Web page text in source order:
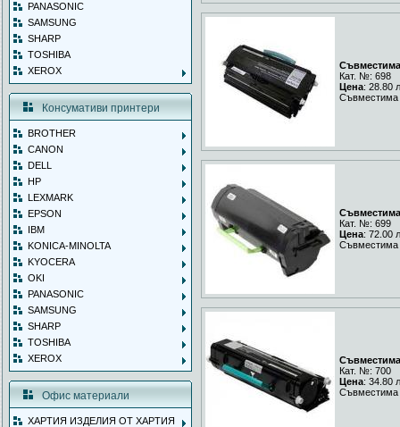
PANASONIC
SAMSUNG
SHARP
TOSHIBA
XEROX
Консумативи принтери
BROTHER
CANON
DELL
HP
LEXMARK
EPSON
IBM
KONICA-MINOLTA
KYOCERA
OKI
PANASONIC
SAMSUNG
SHARP
TOSHIBA
XEROX
Офис материали
ХАРТИЯ ИЗДЕЛИЯ ОТ ХАРТИЯ
Съвместима
Кат. №: 698
Цена: 28.80
Съвместима
Съвместима
Кат. №: 699
Цена: 72.00
Съвместима
Съвместима
Кат. №: 700
Цена: 34.80
Съвместима